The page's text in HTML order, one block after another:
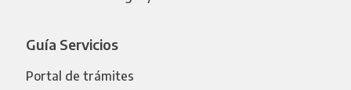
Guía Servicios
Portal de trámites